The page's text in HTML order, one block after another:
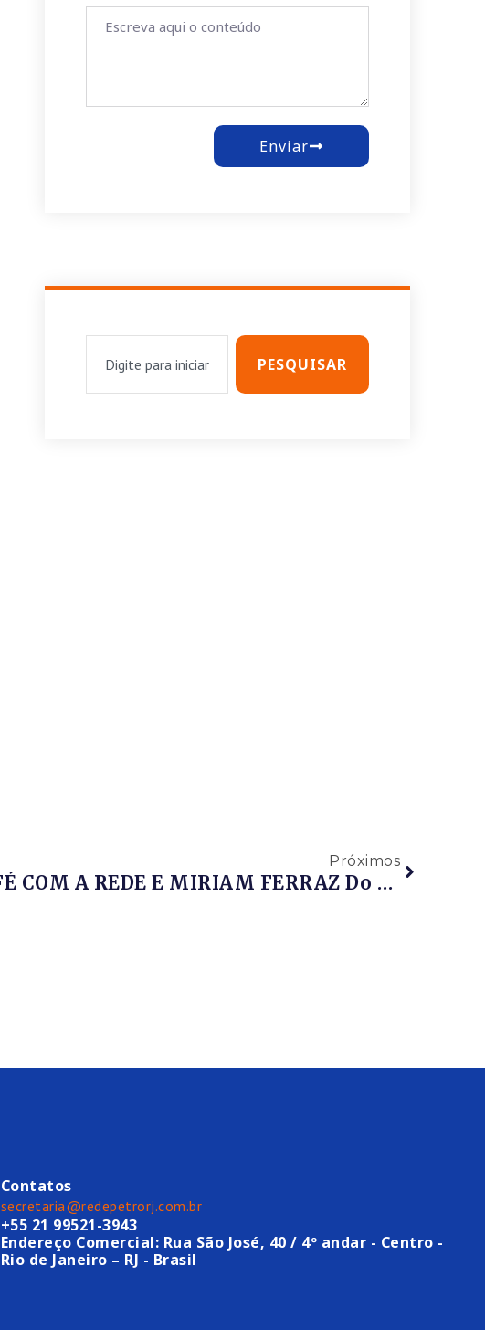
Enviar
PESQUISAR
Próximos
RPR TV | CAFÉ COM A REDE E MIRIAM FERRAZ Do Sebrae RJ, Sobre PROGLOBAL (PROGRAMA DE ACELERAÇÃO DE NEGÓCIOS INTERNACIONAIS) – 07/08/2020
Contatos
secretaria@redepetrorj.com.br
+55 21 99521-3943
Endereço Comercial: Rua São José, 40 / 4º andar - Centro -
Rio de Janeiro – RJ - Brasil